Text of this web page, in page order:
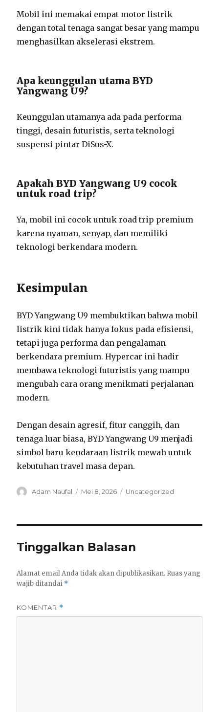
Mobil ini memakai empat motor listrik
dengan total tenaga sangat besar yang mampu
menghasilkan akselerasi ekstrem.
Apa keunggulan utama BYD
Yangwang U9?
Keunggulan utamanya ada pada performa
tinggi, desain futuristis, serta teknologi
suspensi pintar DiSus-X.
Apakah BYD Yangwang U9 cocok
untuk road trip?
Ya, mobil ini cocok untuk road trip premium
karena nyaman, senyap, dan memiliki
teknologi berkendara modern.
Kesimpulan
BYD Yangwang U9 membuktikan bahwa mobil
listrik kini tidak hanya fokus pada efisiensi,
tetapi juga performa dan pengalaman
berkendara premium. Hypercar ini hadir
membawa teknologi futuristis yang mampu
mengubah cara orang menikmati perjalanan
modern.
Dengan desain agresif, fitur canggih, dan
tenaga luar biasa, BYD Yangwang U9 menjadi
simbol baru kendaraan listrik mewah untuk
kebutuhan travel masa depan.
Author
Adam Naufal
Posted
Mei 8, 2026 Categories
Uncategorized
Tinggalkan Balasan
Alamat email Anda tidak akan dipublikasikan. Ruas yang
wajib ditandai *
KOMENTAR *